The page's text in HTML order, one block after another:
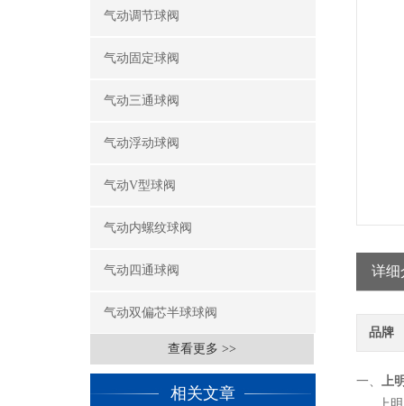
气动调节球阀
气动固定球阀
气动三通球阀
气动浮动球阀
气动V型球阀
气动内螺纹球阀
气动四通球阀
气动双偏芯半球球阀
查看更多 >>
相关文章
详细
品牌
一、 上